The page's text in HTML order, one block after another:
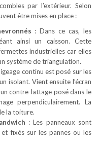
par l’extérieur. Selon
être mises en place :
: Dans ce cas, les
ainsi un caisson. Cette
industrielles car elles
système de triangulation.
continu est posé sur les
isolant. Vient ensuite l’écran
contre-lattage posé dans le
perpendiculairement. La
la toiture.
: Les panneaux sont
fixés sur les pannes ou les